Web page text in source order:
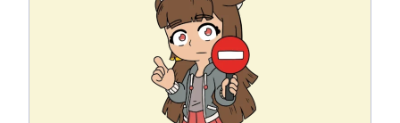
Login/Signup